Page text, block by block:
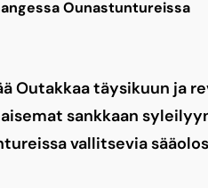
Ounastuntureissa
Outakkaa täysikuun ja
sankkaan
vallitsevia